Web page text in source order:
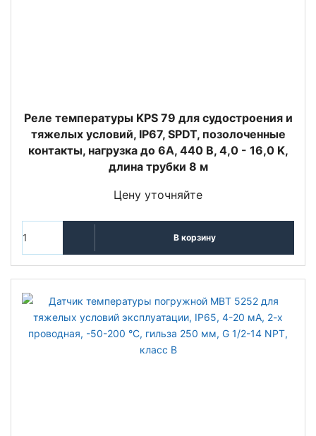
Реле температуры KPS 79 для судостроения и
тяжелых условий, IP67, SPDT, позолоченные
контакты, нагрузка до 6А, 440 В, 4,0 - 16,0 K,
длина трубки 8 м
Цену уточняйте
В корзину